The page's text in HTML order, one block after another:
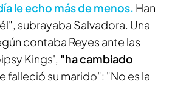
le echo más de menos. Han
subrayaba Salvadora. Una
contaba Reyes ante las
Kings', "ha cambiado
falleció su marido": "No es la